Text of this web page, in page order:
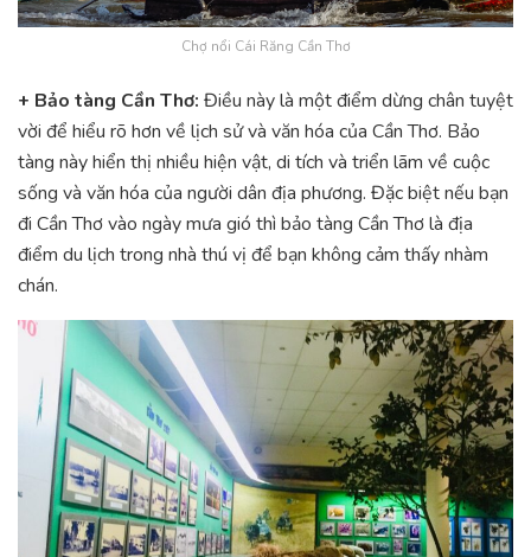
Chợ nổi Cái Răng Cần Thơ
+ Bảo tàng Cần Thơ: Điều này là một điểm dừng chân tuyệt
vời để hiểu rõ hơn về lịch sử và văn hóa của Cần Thơ. Bảo
tàng này hiển thị nhiều hiện vật, di tích và triển lãm về cuộc
sống và văn hóa của người dân địa phương. Đặc biệt nếu bạn
đi Cần Thơ vào ngày mưa gió thì bảo tàng Cần Thơ là địa
điểm du lịch trong nhà thú vị để bạn không cảm thấy nhàm
chán.